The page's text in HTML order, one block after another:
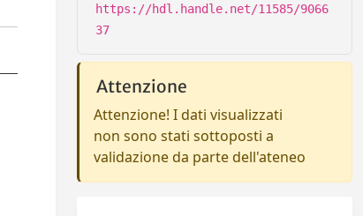
https://hdl.handle.net/11585/9066
37
Attenzione
Attenzione! I dati visualizzati
non sono stati sottoposti a
validazione da parte dell'ateneo